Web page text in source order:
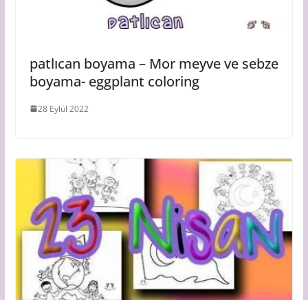
patlıcan boyama – Mor meyve ve sebze
boyama- eggplant coloring
28 Eylül 2022